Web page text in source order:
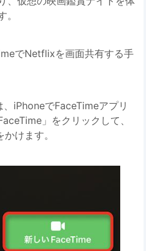
でNetflixを画面共有する手
iPhoneでFaceTimeアプリ
」をクリックして、
けます。